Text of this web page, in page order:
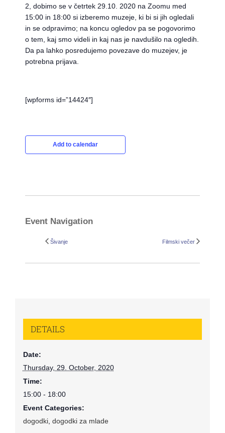
2, dobimo se v četrtek 29.10. 2020 na Zoomu med
15:00 in 18:00 si izberemo muzeje, ki bi si jih ogledali
in se odpravimo; na koncu ogledov pa se pogovorimo
o tem, kaj smo videli in kaj nas je navdušilo na ogledih.
Da pa lahko posredujemo povezave do muzejev, je
potrebna prijava.
[wpforms id=”14424″]
Add to calendar
Event Navigation
Šivanje Filmski večer
DETAILS
Date:
Thursday, 29. October, 2020
Time:
15:00 - 18:00
Event Categories:
dogodki, dogodki za mlade